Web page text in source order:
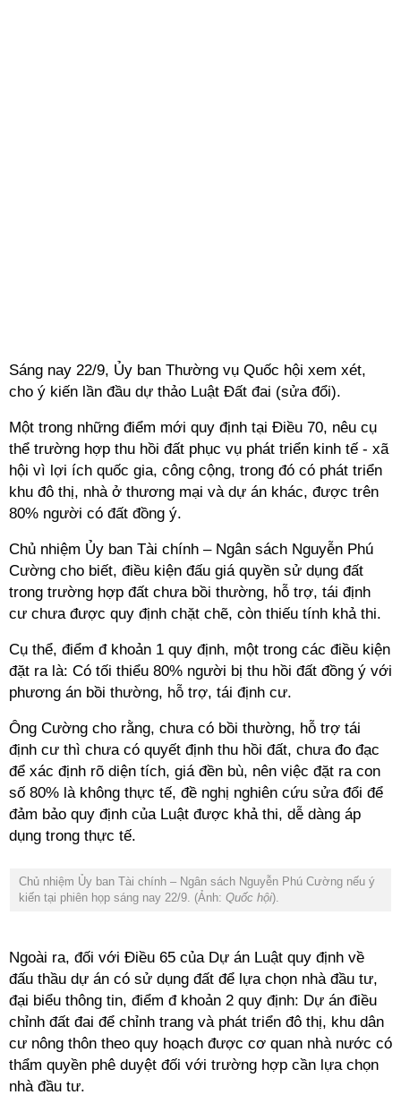
Sáng nay 22/9, Ủy ban Thường vụ Quốc hội xem xét,
cho ý kiến lần đầu dự thảo Luật Đất đai (sửa đổi).
Một trong những điểm mới quy định tại Điều 70, nêu cụ
thể trường hợp thu hồi đất phục vụ phát triển kinh tế - xã
hội vì lợi ích quốc gia, công cộng, trong đó có phát triển
khu đô thị, nhà ở thương mại và dự án khác, được trên
80% người có đất đồng ý.
Chủ nhiệm Ủy ban Tài chính – Ngân sách Nguyễn Phú
Cường cho biết, điều kiện đấu giá quyền sử dụng đất
trong trường hợp đất chưa bồi thường, hỗ trợ, tái định
cư chưa được quy định chặt chẽ, còn thiếu tính khả thi.
Cụ thể, điểm đ khoản 1 quy định, một trong các điều kiện
đặt ra là: Có tối thiểu 80% người bị thu hồi đất đồng ý với
phương án bồi thường, hỗ trợ, tái định cư.
Ông Cường cho rằng, chưa có bồi thường, hỗ trợ tái
định cư thì chưa có quyết định thu hồi đất, chưa đo đạc
để xác định rõ diện tích, giá đền bù, nên việc đặt ra con
số 80% là không thực tế, đề nghị nghiên cứu sửa đổi để
đảm bảo quy định của Luật được khả thi, dễ dàng áp
dụng trong thực tế.
Chủ nhiệm Ủy ban Tài chính – Ngân sách Nguyễn Phú Cường nếu ý
kiến tại phiên họp sáng nay 22/9. (Ảnh: Quốc hội).
Ngoài ra, đối với Điều 65 của Dự án Luật quy định về
đấu thầu dự án có sử dụng đất để lựa chọn nhà đầu tư,
đại biểu thông tin, điểm đ khoản 2 quy định: Dự án điều
chỉnh đất đai để chỉnh trang và phát triển đô thị, khu dân
cư nông thôn theo quy hoạch được cơ quan nhà nước có
thẩm quyền phê duyệt đối với trường hợp cần lựa chọn
nhà đầu tư.